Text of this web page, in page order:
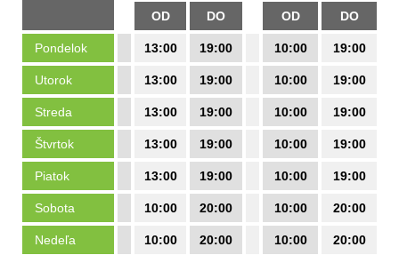
OD DO OD DO
Pondelok 13:00 19:00 10:00 19:00
Utorok 13:00 19:00 10:00 19:00
Streda 13:00 19:00 10:00 19:00
Štvrtok 13:00 19:00 10:00 19:00
Piatok 13:00 19:00 10:00 19:00
Sobota 10:00 20:00 10:00 20:00
Nedeľa 10:00 20:00 10:00 20:00